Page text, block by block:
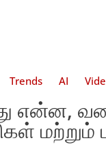
Trends AI
என்ன,
மற்றும்